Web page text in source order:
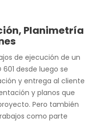
Planimetría
de ejecución de un
desde luego se
y entrega al cliente
y planos que
Pero también
como parte